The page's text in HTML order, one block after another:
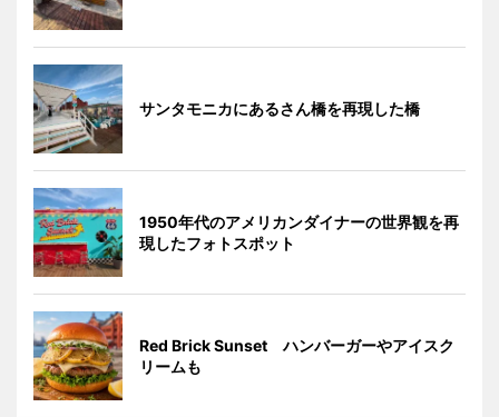
サンタモニカにあるさん橋を再現した橋
1950年代のアメリカンダイナーの世界観を再
現したフォトスポット
Red Brick Sunset ハンバーガーやアイスク
リームも